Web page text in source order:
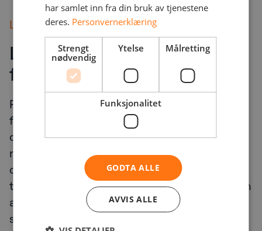
Leveransen
Løpende testing og
forbedringer
Penetrasjonstestene ble gjennomført
fortløpende, med månedlige tester og
oversiktlige rapporter. Resultatene viste
risikoene på en skala, noe som ga et konkret
og prioriterbart grunnlag for korrigerende
tiltak. Mellom testene arbeidet ProfilGruppen
aktivt med å utbedre de påviste
sårbarhetene, og fremmet dermed en kultur
har samlet inn fra din bruk av tjenestene
deres. Personvernerklæring
Strengt
nødvendig
Ytelse Målretting
Funksjonalitet
GODTA ALLE
AVVIS ALLE